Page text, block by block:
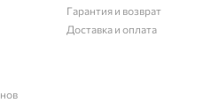
Гарантия и возврат
Доставка и оплата